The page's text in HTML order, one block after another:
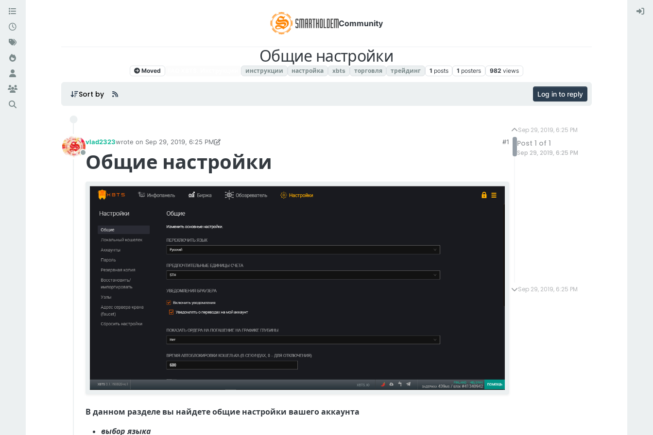
Community
Общие настройки
Moved инструкции настройка xbts торговля трейдинг 1 posts 1 posters 982 views
Sort by Log in to reply
Offline
vlad2323wrote on Sep 29, 2019, 6:25 PM
last edited by vlad2323 Nov 10, 2019, 9:19 PM
#1
Общие настройки
В данном разделе вы найдете общие настройки вашего аккаунта
выбор языка
Sep 29, 2019, 6:25 PM
Post 1 of 1
Sep 29, 2019, 6:25 PM
Sep 29, 2019, 6:25 PM